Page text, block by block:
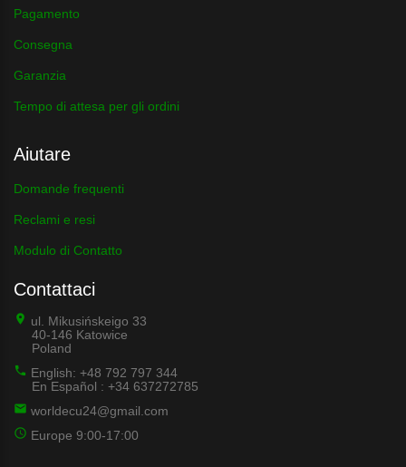
Pagamento
Consegna
Garanzia
Tempo di attesa per gli ordini
Aiutare
Domande frequenti
Reclami e resi
Modulo di Contatto
Contattaci
ul. Mikusińskeigo 33
40-146 Katowice
Poland
English: +48 792 797 344
En Español : +34 637272785
worldecu24@gmail.com
Europe 9:00-17:00